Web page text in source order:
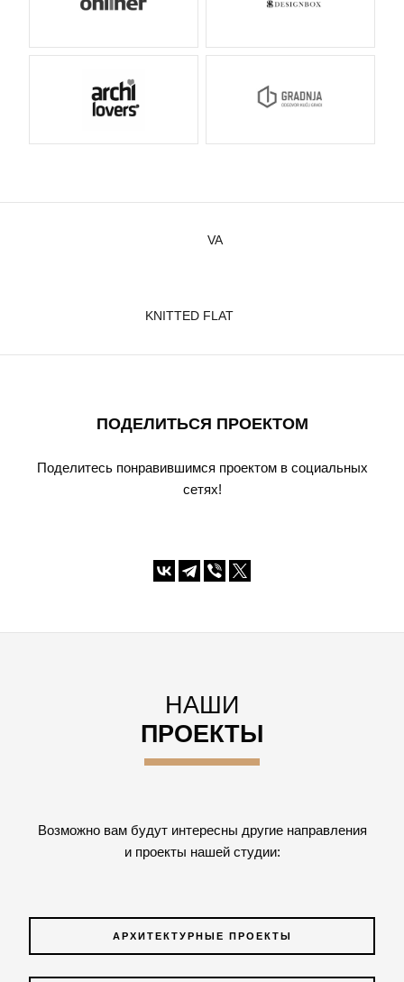
VA
KNITTED FLAT
ПОДЕЛИТЬСЯ ПРОЕКТОМ
Поделитесь понравившимся проектом в социальных
сетях!
НАШИ
ПРОЕКТЫ
Возможно вам будут интересны другие направления
и проекты нашей студии:
АРХИТЕКТУРНЫЕ ПРОЕКТЫ